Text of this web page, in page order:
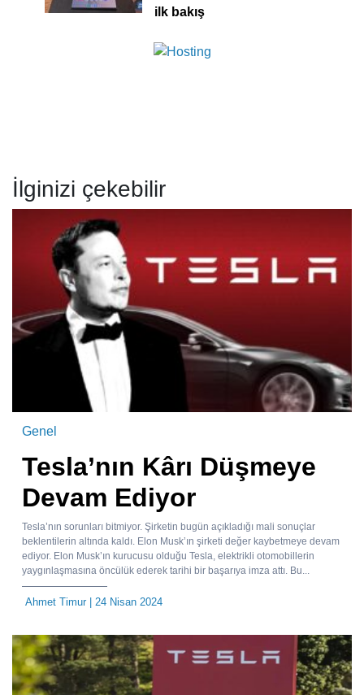
ilk bakış
İlginizi çekebilir
Genel
Tesla’nın Kârı Düşmeye
Devam Ediyor
Tesla’nın sorunları bitmiyor. Şirketin bugün açıkladığı mali sonuçlar
beklentilerin altında kaldı. Elon Musk’ın şirketi değer kaybetmeye devam
ediyor. Elon Musk’ın kurucusu olduğu Tesla, elektrikli otomobillerin
yaygınlaşmasına öncülük ederek tarihi bir başarıya imza attı. Bu...
Ahmet Timur| 24 Nisan 2024